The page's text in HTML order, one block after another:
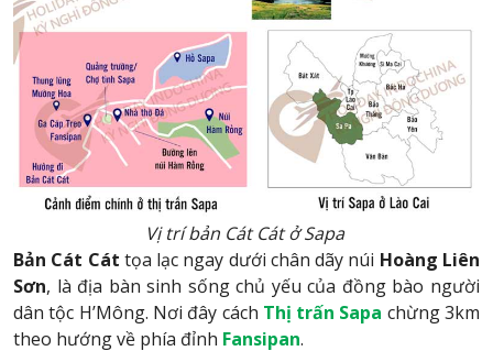
Vị trí bản Cát Cát ở Sapa
Bản Cát Cát tọa lạc ngay dưới chân dãy núi Hoàng Liên
Sơn, là địa bàn sinh sống chủ yếu của đồng bào người
dân tộc H’Mông. Nơi đây cách Thị trấn Sapa chừng 3km
theo hướng về phía đỉnh Fansipan.